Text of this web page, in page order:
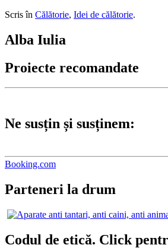
Scris în Călătorie, Idei de călătorie.
Alba Iulia
Proiecte recomandate
Ne susțin și susținem:
Booking.com
Parteneri la drum
Codul de etică. Click